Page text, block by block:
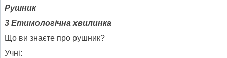
Рушник
3 Етимологічна хвилинка
Що ви знаєте про рушник?
Учні: